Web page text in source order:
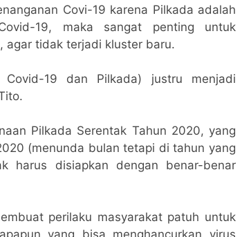
Covi-19 karena Pilkada adalah
19, maka sangat penting untuk
agar tidak terjadi kluster baru.
19 dan Pilkada) justru menjadi
Pilkada Serentak Tahun 2020, yang
(menunda bulan tetapi di tahun yang
harus disiapkan dengan benar-benar
perilaku masyarakat patuh untuk
yang bisa menghancurkan virus